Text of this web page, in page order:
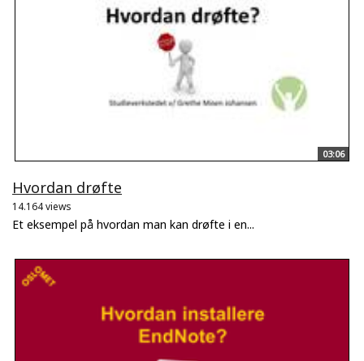
03:06
Hvordan drøfte
14.164 views
Et eksempel på hvordan man kan drøfte i en...